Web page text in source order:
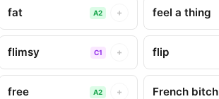
fat A2 + feel a thing
flimsy C1 + flip
free A2 + French bitch